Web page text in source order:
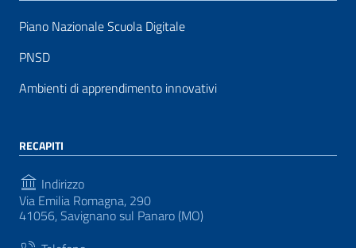
Piano Nazionale Scuola Digitale
PNSD
Ambienti di apprendimento innovativi
RECAPITI
Indirizzo
Via Emilia Romagna, 290
41056, Savignano sul Panaro (MO)